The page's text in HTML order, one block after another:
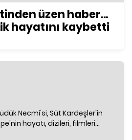
üzen haber...
hayatını kaybetti